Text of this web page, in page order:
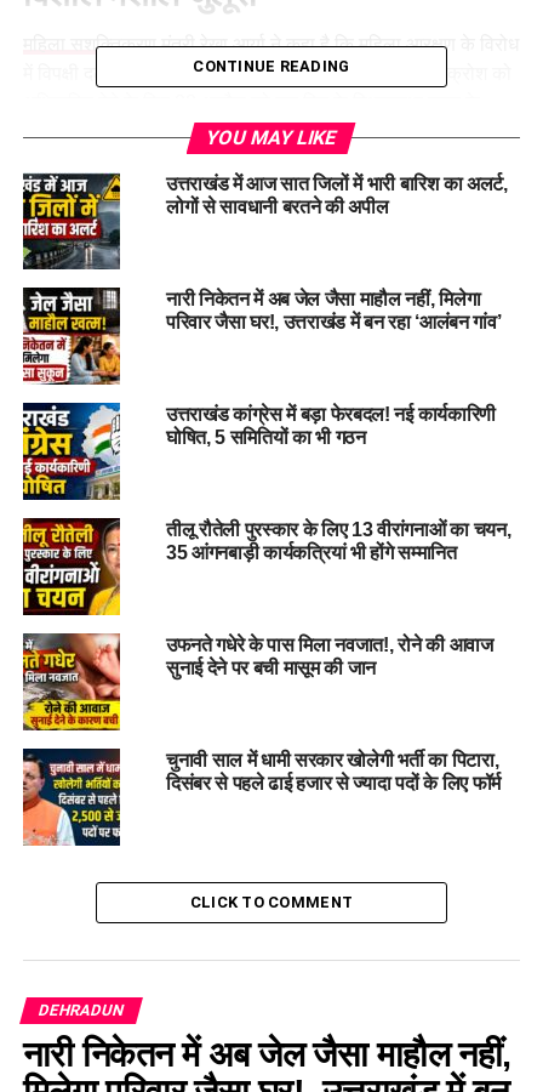
महिला सशक्तिकरण मंत्री रेखा आर्याने कहा है कि महिला आरक्षण के विरोध
में विपक्षी दलों के रुख से महिलाओं में व्यापक आक्रोश है। इस आक्रोश को
अलावा उसी दिन शाम को देहरादून में विशाल मशाल जुलूस निकाला जाएगा।
महिलाओं को नहीं मिला उनका
लोकतांत्रिक अधिकार
रविवार को प्रदेश पार्टी कार्यालय पर आयोजित कार्यकर्ताओं की बैठक में
कैबिनेट मंत्री रेखा आर्या ने कहा कि विपक्षी दलों के विरोध के कारण
महिलाओं को उनका लोकतांत्रिक अधिकार नहीं मिल पाया। मंत्री ने बताया
कि इन जनभावनाओं को अभिव्यक्ति देने और राज्य की आवाज को स्पष्ट रूप
से सामने रखने के उद्देश्य से 28 अप्रैल को विधानसभा का एक दिन का
विशेष सत्र आहूत किया गया है।
उसी दिन शाम 6 बजे महिलाओं और भारतीय जनता पार्टी के कार्यकर्ताओं
द्वारा मशाल जुलूस निकाला जाएगा। यह जुलूस विपक्षी दलों की महिला
विरोधी मानसिकता के खिलाफ आयोजित किया जाएगा।
को दगी जवाब
रेखा आर्य ने पार्टी प्रदेश कार्यालय में आयोजित बैठक में कार्यकर्ताओं और
पदाधिकारियों के साथ मशाल रैली की तैयारियों की समीक्षा की। उन्होंने
CONTINUE READING
YOU MAY LIKE
उत्तराखंड में आज सात जिलों में भारी बारिश का अलर्ट,
लोगों से सावधानी बरतने की अपील
नारी निकेतन में अब जेल जैसा माहौल नहीं, मिलेगा
परिवार जैसा घर!, उत्तराखंड में बन रहा ‘आलंबन गांव’
उत्तराखंड कांग्रेस में बड़ा फेरबदल! नई कार्यकारिणी
घोषित, 5 समितियों का भी गठन
तीलू रौतेली पुरस्कार के लिए 13 वीरांगनाओं का चयन,
35 आंगनबाड़ी कार्यकत्रियां भी होंगे सम्मानित
उफनते गधेरे के पास मिला नवजात!, रोने की आवाज
सुनाई देने पर बची मासूम की जान
चुनावी साल में धामी सरकार खोलेगी भर्ती का पिटारा,
दिसंबर से पहले ढाई हजार से ज्यादा पदों के लिए फॉर्म
CLICK TO COMMENT
DEHRADUN
नारी निकेतन में अब जेल जैसा माहौल नहीं,